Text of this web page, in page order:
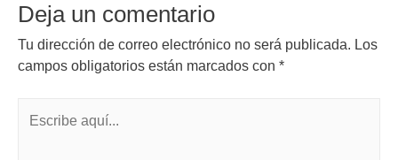
Deja un comentario
Tu dirección de correo electrónico no será publicada. Los
campos obligatorios están marcados con *